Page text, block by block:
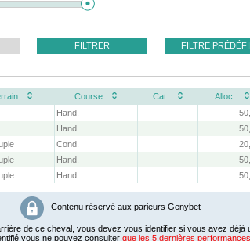
FILTRER FILTRE
Course Cat. Alloc.
Hand.
Hand.
Cond.
Hand.
Hand.
Contenu réservé aux parieurs Genybet
de ce cheval, vous devez vous identifier si vous avez déjà
vous ne pouvez consulter que les 5 dernières performances.